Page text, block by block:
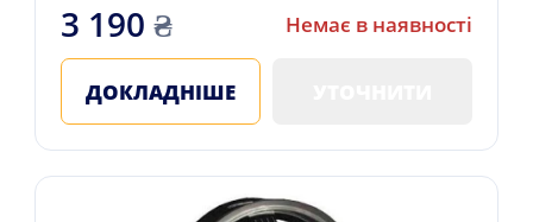
3 190 ₴ Немає в наявності
ДОКЛАДНІШЕ